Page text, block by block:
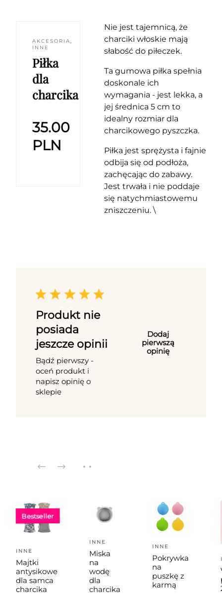
AKCESORIA,
INNE
Piłka
dla
charcika
35.00
PLN
Nie jest tajemnicą, że
charciki włoskie mają
słabość do piłeczek.
Ta gumowa piłka spełnia
doskonale ich
wymagania - jest lekka, a
jej średnica 5 cm to
idealny rozmiar dla
charcikowego pyszczka.
Piłka jest sprężysta i fajnie
odbija się od podłoża,
zachęcając do zabawy.
Jest trwała i nie poddaje
się natychmiastowemu
zniszczeniu. \
Produkt nie
posiada
jeszcze opinii
Bądź pierwszy -
oceń produkt i
napisz opinię o
sklepie
Dodaj
pierwszą
opinię
Bestseller
INNE
Majtki
antysikowe
dla samca
charcika
INNE
Miska
na
wodę
dla
charcika
INNE
Pokrywka
na
puszkę z
karmą